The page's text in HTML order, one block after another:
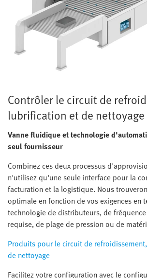
Contrôler le circuit de
lubrification et de nettoyage
Vanne fluidique et technologie
seul fournisseur
Combinez ces deux processus
n'utilisez qu'une seule interface pour la
facturation et la logistique. Nous
optimale en fonction de vos exigences en
technologie de distributeurs, de
requise, de plage de pression ou de
Produits pour le circuit de
de nettoyage
Facilitez votre configuration avec le